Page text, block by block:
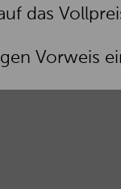
das
Vorweis